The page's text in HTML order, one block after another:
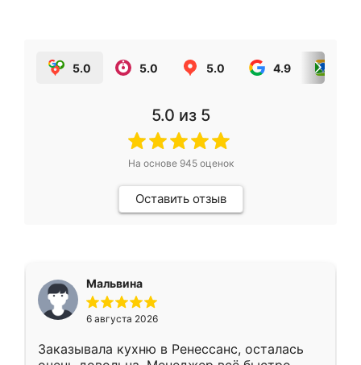
5.0 5.0 5.0 4.9
5.0 из 5
На основе 945оценок
Оставить отзыв
Мальвина
6 августа 2026
Заказывала кухню в Ренессанс, осталась